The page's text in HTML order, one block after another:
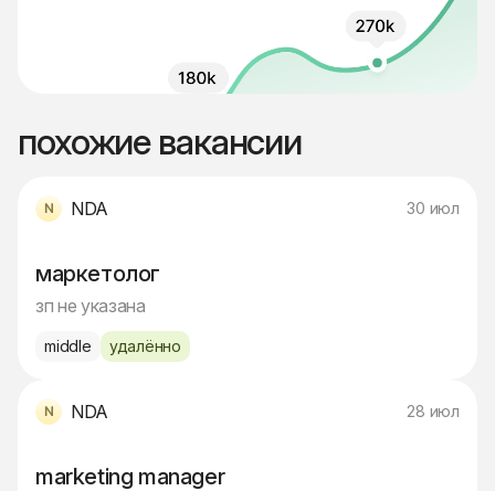
похожие вакансии
NDA 30 июл
маркетолог
зп не указана
middle удалённо
NDA 28 июл
marketing manager